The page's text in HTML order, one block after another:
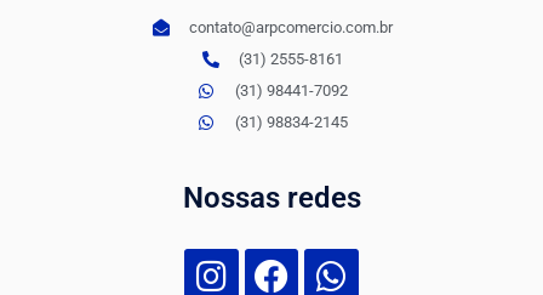
contato@arpcomercio.com.br
(31) 2555-8161
(31) 98441-7092
(31) 98834-2145
Nossas redes